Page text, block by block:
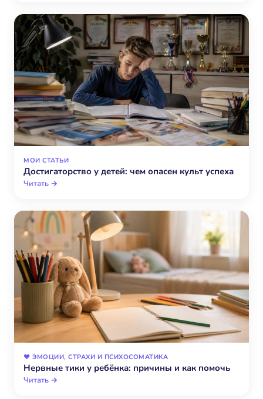
МОИ СТАТЬИ
Достигаторство у детей: чем опасен культ успеха
Читать →
❤️ ЭМОЦИИ, СТРАХИ И ПСИХОСОМАТИКА
Нервные тики у ребёнка: причины и как помочь
Читать →